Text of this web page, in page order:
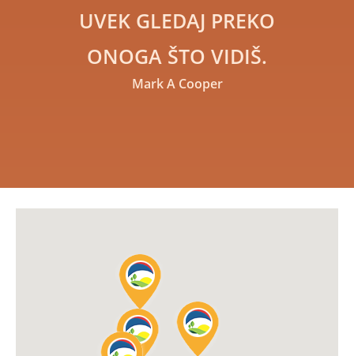
UVEK GLEDAJ PREKO
ONOGA ŠTO VIDIŠ.
Mark A Cooper